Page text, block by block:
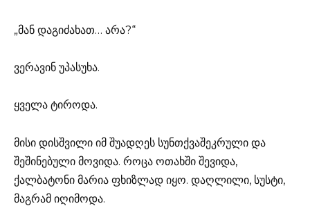
„მან დაგიძახათ… არა?“
ვერავინ უპასუხა.
ყველა ტიროდა.
მისი დისშვილი იმ შუადღეს სუნთქვაშეკრული და
შეშინებული მოვიდა. როცა ოთახში შევიდა,
ქალბატონი მარია ფხიზლად იყო. დაღლილი, სუსტი,
მაგრამ იღიმოდა.